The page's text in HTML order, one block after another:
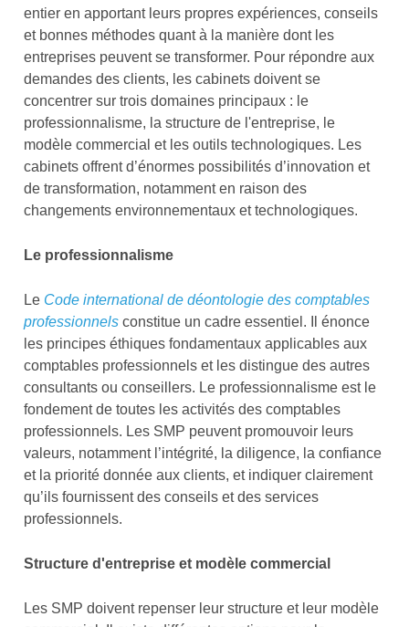
entier en apportant leurs propres expériences, conseils
et bonnes méthodes quant à la manière dont les
entreprises peuvent se transformer. Pour répondre aux
demandes des clients, les cabinets doivent se
concentrer sur trois domaines principaux : le
professionnalisme, la structure de l'entreprise, le
modèle commercial et les outils technologiques. Les
cabinets offrent d’énormes possibilités d’innovation et
de transformation, notamment en raison des
changements environnementaux et technologiques.
Le professionnalisme
Le Code international de déontologie des comptables
professionnels constitue un cadre essentiel. Il énonce
les principes éthiques fondamentaux applicables aux
comptables professionnels et les distingue des autres
consultants ou conseillers. Le professionnalisme est le
fondement de toutes les activités des comptables
professionnels. Les SMP peuvent promouvoir leurs
valeurs, notamment l’intégrité, la diligence, la confiance
et la priorité donnée aux clients, et indiquer clairement
qu’ils fournissent des conseils et des services
professionnels.
Structure d'entreprise et modèle commercial
Les SMP doivent repenser leur structure et leur modèle